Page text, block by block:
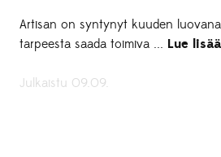
Artisan on syntynyt kuuden
tarpeesta saada toimiva ... Lue lisää
Julkaistu 09.09.